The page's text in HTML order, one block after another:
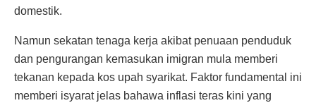
domestik.
Namun sekatan tenaga kerja akibat penuaan penduduk
dan pengurangan kemasukan imigran mula memberi
tekanan kepada kos upah syarikat. Faktor fundamental ini
memberi isyarat jelas bahawa inflasi teras kini yang